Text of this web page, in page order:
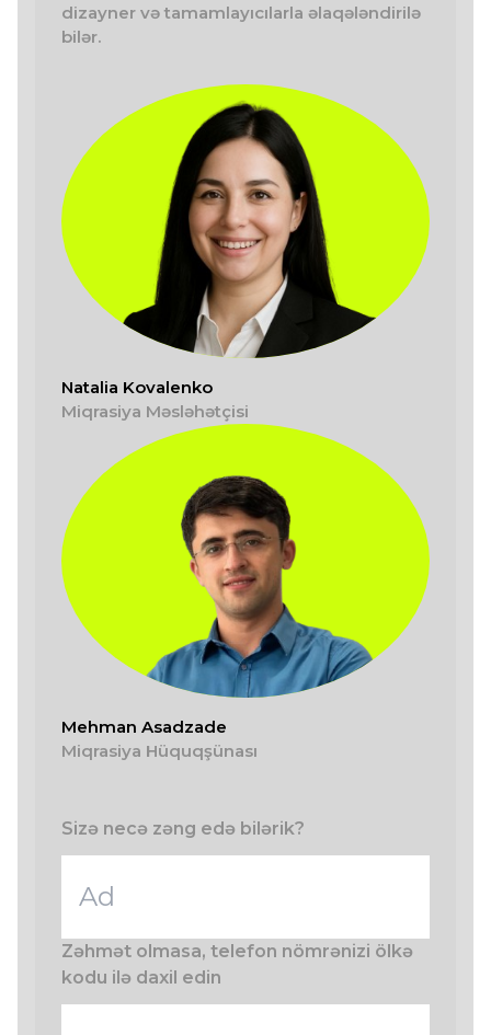
dizayner və tamamlayıcılarla əlaqələndirilə
bilər.
Natalia Kovalenko
Miqrasiya Məsləhətçisi
Mehman Asadzade
Miqrasiya Hüquqşünası
Sizə necə zəng edə bilərik?
Zəhmət olmasa, telefon nömrənizi ölkə
kodu ilə daxil edin